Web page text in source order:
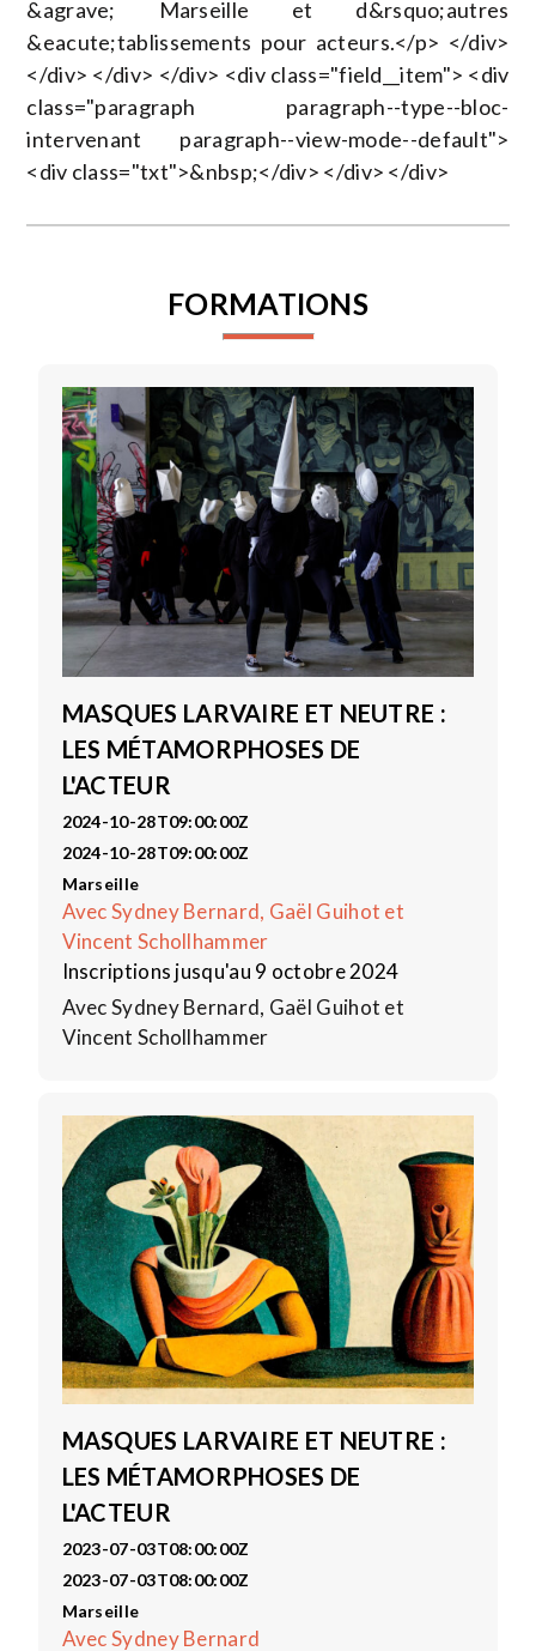
&agrave; Marseille et d&rsquo;autres
&eacute;tablissements pour acteurs.</p> </div>
</div> </div> </div> <div class="field__item"> <div
class="paragraph paragraph--type--bloc-
intervenant paragraph--view-mode--default">
<div class="txt">&nbsp;</div> </div> </div>
FORMATIONS
MASQUES LARVAIRE ET NEUTRE :
LES MÉTAMORPHOSES DE
L'ACTEUR
2024-10-28T09:00:00Z
2024-10-28T09:00:00Z
Marseille
Avec Sydney Bernard, Gaël Guihot et
Vincent Schollhammer
Inscriptions jusqu'au 9 octobre 2024
Avec Sydney Bernard, Gaël Guihot et
Vincent Schollhammer
MASQUES LARVAIRE ET NEUTRE :
LES MÉTAMORPHOSES DE
L'ACTEUR
2023-07-03T08:00:00Z
2023-07-03T08:00:00Z
Marseille
Avec Sydney Bernard